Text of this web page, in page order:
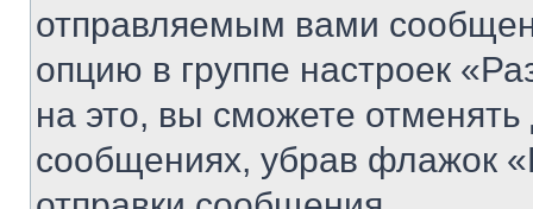
отправляемым вами
опцию в группе настроек
на это, вы сможете
сообщениях, убрав флажок